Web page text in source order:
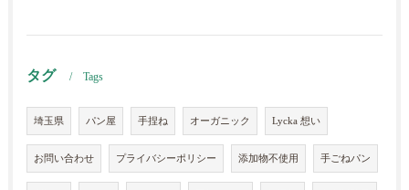
タグ Tags
埼玉県 パン屋 手捏ね オーガニック Lycka 想い
お問い合わせ プライバシーポリシー 添加物不使用 手ごねパン